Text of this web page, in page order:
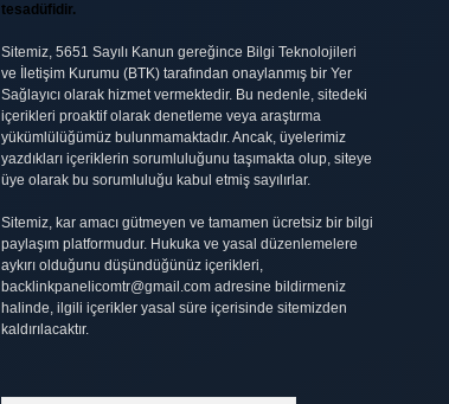
tesadüfidir.
Sitemiz, 5651 Sayılı Kanun gereğince Bilgi Teknolojileri
ve İletişim Kurumu (BTK) tarafından onaylanmış bir Yer
Sağlayıcı olarak hizmet vermektedir. Bu nedenle, sitedeki
içerikleri proaktif olarak denetleme veya araştırma
yükümlülüğümüz bulunmamaktadır. Ancak, üyelerimiz
yazdıkları içeriklerin sorumluluğunu taşımakta olup, siteye
üye olarak bu sorumluluğu kabul etmiş sayılırlar.
Sitemiz, kar amacı gütmeyen ve tamamen ücretsiz bir bilgi
paylaşım platformudur. Hukuka ve yasal düzenlemelere
aykırı olduğunu düşündüğünüz içerikleri,
backlinkpanelicomtr@gmail.comadresine bildirmeniz
halinde, ilgili içerikler yasal süre içerisinde sitemizden
kaldırılacaktır.